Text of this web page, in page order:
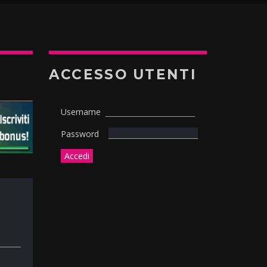
ACCESSO UTENTI
Username
Password